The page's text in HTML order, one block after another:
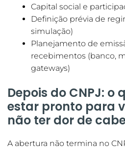
Capital social e
Definição prévia de
simulação)
Planejamento de
recebimentos (banco,
gateways)
Depois do CNPJ: o
estar pronto para
não ter dor de
A abertura não termina no